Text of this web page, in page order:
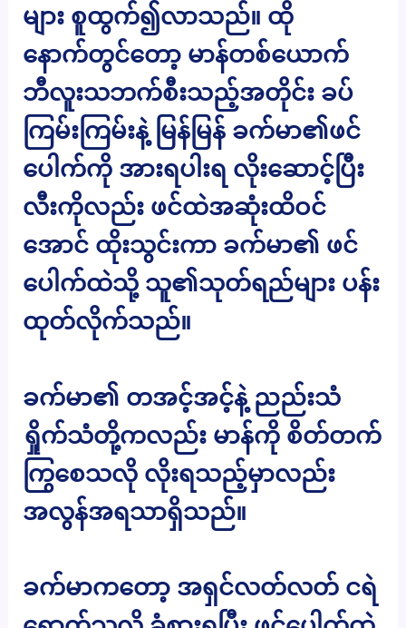
များ စူထွက်၍လာသည်။ ထို
နောက်တွင်တော့ မာန်တစ်ယောက်
ဘီလူးသဘက်စီးသည့်အတိုင်း ခပ်
ကြမ်းကြမ်းနဲ့ မြန်မြန် ခက်မာ၏ဖင်
ပေါက်ကို အားရပါးရ လိုးဆောင့်ပြီး
လီးကိုလည်း ဖင်ထဲအဆုံးထိဝင်
အောင် ထိုးသွင်းကာ ခက်မာ၏ ဖင်
ပေါက်ထဲသို့ သူ၏သုတ်ရည်များ ပန်း
ထုတ်လိုက်သည်။
ခက်မာ၏ တအင့်အင့်နဲ့ ညည်းသံ
ရှိုက်သံတို့ကလည်း မာန်ကို စိတ်တက်
ကြွစေသလို လိုးရသည့်မှာလည်း
အလွန်အရသာရှိသည်။
ခက်မာကတော့ အရှင်လတ်လတ် ငရဲ